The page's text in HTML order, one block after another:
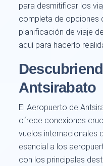
para desmitificar los
completa de opciones
planificación de viaje
aquí para hacerlo
Antsirabato
El Aeropuerto de
ofrece conexiones
vuelos internacionales
esencial a los
con los principales